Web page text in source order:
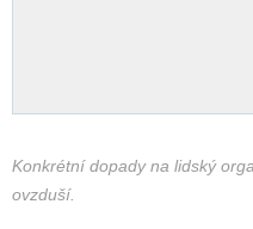
Konkrétní dopady na lidský
ovzduší.